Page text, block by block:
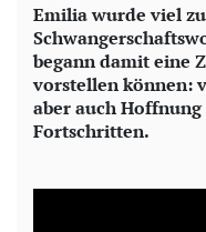
Emilia wurde viel
begann damit eine
vorstellen können:
aber auch
Fortschritten.